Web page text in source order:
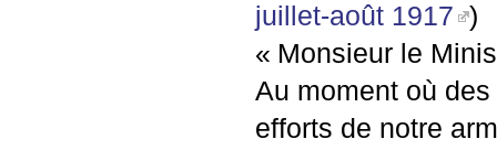
juillet-août 1917 )
« Monsieur le
Au moment où
efforts de notre